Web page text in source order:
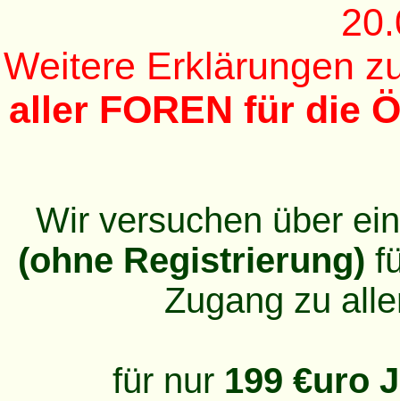
Weitere Erklärungen
aller FOREN für die
Wir versuchen über
(ohne Registrierung)
Zugang zu
für nur 199 €uro